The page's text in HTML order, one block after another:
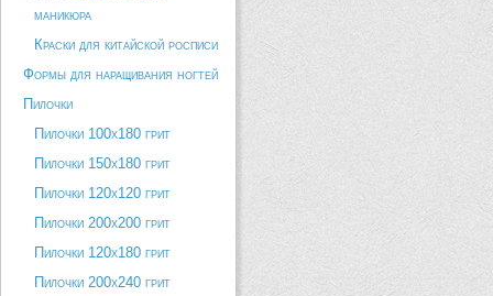
маникюра
Краски для китайской росписи
Формы для наращивания ногтей
Пилочки
Пилочки 100х180 грит
Пилочки 150х180 грит
Пилочки 120х120 грит
Пилочки 200х200 грит
Пилочки 120х180 грит
Пилочки 200х240 грит